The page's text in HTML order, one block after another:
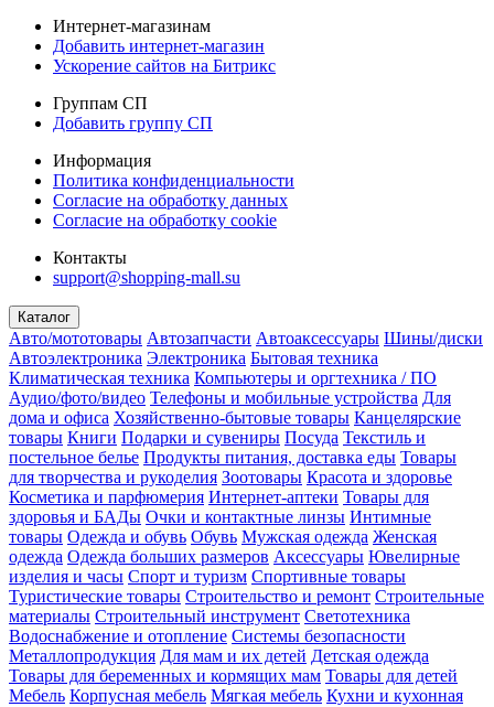
Интернет-магазинам
Добавить интернет-магазин
Ускорение сайтов на Битрикс
Группам СП
Добавить группу СП
Информация
Политика конфиденциальности
Согласие на обработку данных
Согласие на обработку cookie
Контакты
support@shopping-mall.su
Каталог
Авто/мототовары Автозапчасти Автоаксессуары Шины/диски
Автоэлектроника Электроника Бытовая техника
Климатическая техника Компьютеры и оргтехника / ПО
Аудио/фото/видео Телефоны и мобильные устройства Для
дома и офиса Хозяйственно-бытовые товары Канцелярские
товары Книги Подарки и сувениры Посуда Текстиль и
постельное белье Продукты питания, доставка еды Товары
для творчества и рукоделия Зоотовары Красота и здоровье
Косметика и парфюмерия Интернет-аптеки Товары для
здоровья и БАДы Очки и контактные линзы Интимные
товары Одежда и обувь Обувь Мужская одежда Женская
одежда Одежда больших размеров Аксессуары Ювелирные
изделия и часы Спорт и туризм Спортивные товары
Туристические товары Строительство и ремонт Строительные
материалы Строительный инструмент Светотехника
Водоснабжение и отопление Системы безопасности
Металлопродукция Для мам и их детей Детская одежда
Товары для беременных и кормящих мам Товары для детей
Мебель Корпусная мебель Мягкая мебель Кухни и кухонная